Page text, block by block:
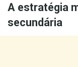
A estratégia
secundária